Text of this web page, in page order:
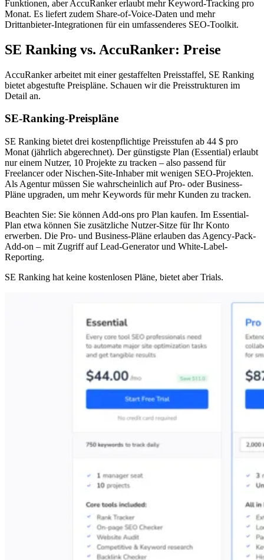
Funktionen, aber AccuRanker erlaubt mehr Keyword-Tracking pro
Monat. Es liefert zudem Share-of-Voice-Daten und mehr
Drittanbieter-Integrationen für ein umfassenderes SEO-Toolkit.
SE Ranking vs. AccuRanker: Preise
AccuRanker arbeitet mit einer gestaffelten Preisstaffel, SE Ranking
bietet abgestufte Preispläne. Schauen wir die Preisstrukturen im
Detail an.
SE-Ranking-Preispläne
SE Ranking bietet drei kostenpflichtige Preisstufen ab 44 $ pro
Monat (jährlich abgerechnet). Der günstigste Plan (Essential) erlaubt
nur einem Nutzer, 10 Projekte zu tracken – also passend für
Freelancer oder Nischen-Site-Inhaber mit wenigen SEO-Projekten.
Als Agentur müssen Sie wahrscheinlich auf Pro- oder Business-
Pläne upgraden, um mehr Keywords für mehr Kunden zu tracken.
Beachten Sie: Sie können Add-ons pro Plan kaufen. Im Essential-
Plan etwa können Sie zusätzliche Nutzer-Sitze für Ihr Konto
erwerben. Die Pro- und Business-Pläne erlauben das Agency-Pack-
Add-on – mit Zugriff auf Lead-Generator und White-Label-
Reporting.
SE Ranking hat keine kostenlosen Pläne, bietet aber Trials.